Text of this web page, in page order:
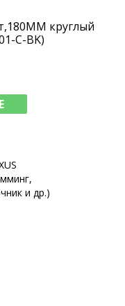
круглый
C-BK)